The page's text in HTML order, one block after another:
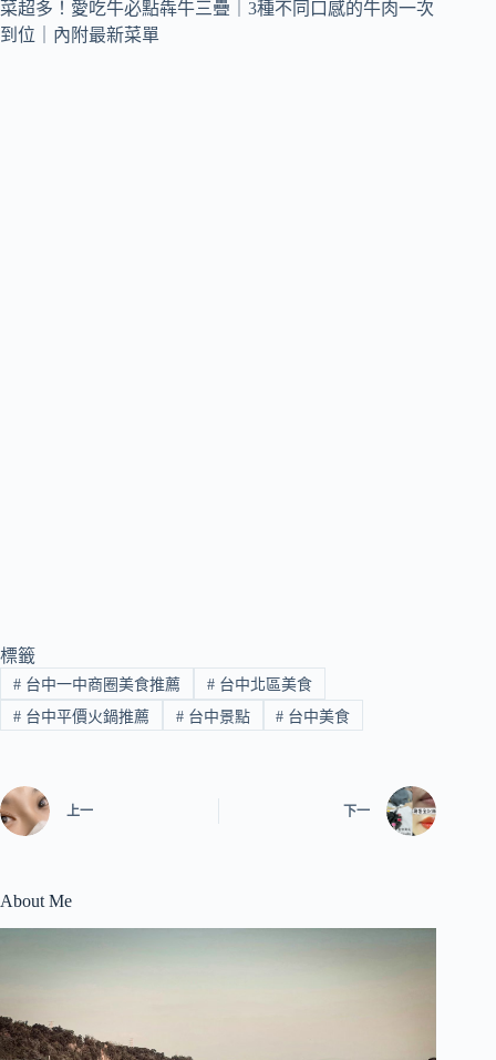
標籤
#台中一中商圈美食推薦 #台中北區美食
#台中平價火鍋推薦 #台中景點 # 台中美食
上一 下一
About Me